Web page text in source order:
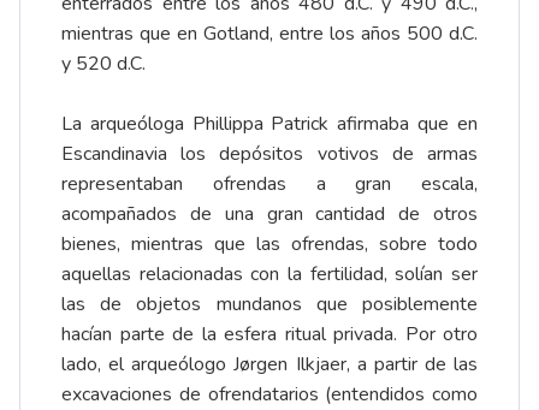
mientras que en Gotland, entre los años 500 d.C.
y 520 d.C.
La arqueóloga Phillippa Patrick afirmaba que en
Escandinavia los depósitos votivos de armas
representaban ofrendas a gran escala,
acompañados de una gran cantidad de otros
bienes, mientras que las ofrendas, sobre todo
aquellas relacionadas con la fertilidad, solían ser
las de objetos mundanos que posiblemente
hacían parte de la esfera ritual privada. Por otro
lado, el arqueólogo Jørgen Ilkjaer, a partir de las
excavaciones de ofrendatarios (entendidos como